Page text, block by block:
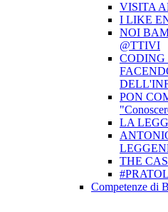
VISITA
I LIKE
NOI
@TTIVI
CODING
PON
LA
THE
Competenze di